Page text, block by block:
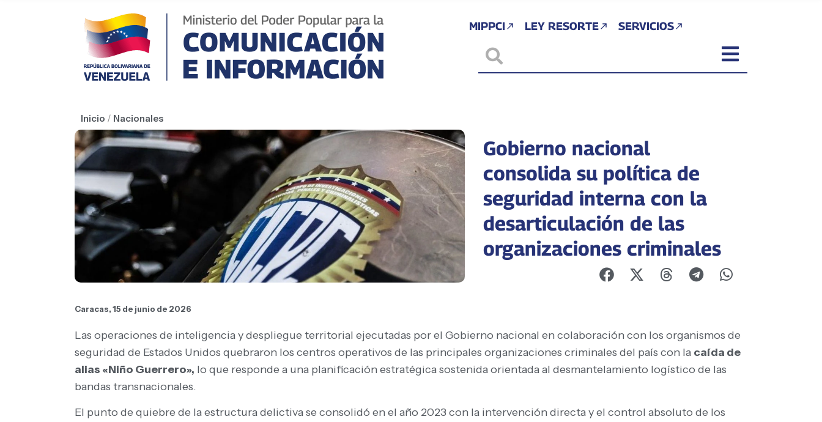
MIPPCI LEY RESORTE SERVICIOS
Inicio / Nacionales
Gobierno nacional
consolida su política de
seguridad interna con la
desarticulación de las
organizaciones criminales
Caracas, 15 de junio de 2026
Las operaciones de inteligencia y despliegue territorial ejecutadas por el Gobierno nacional en colaboración con los organismos de
seguridad de Estados Unidos quebraron los centros operativos de las principales organizaciones criminales del país con la caída de
alias «Niño Guerrero», lo que responde a una planificación estratégica sostenida orientada al desmantelamiento logístico de las
bandas transnacionales.
El punto de quiebre de la estructura delictiva se consolidó en el año 2023 con la intervención directa y el control absoluto de los